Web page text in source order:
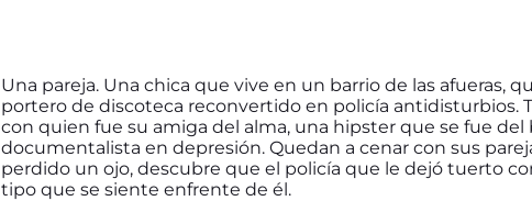
Una pareja. Una chica que vive en un barrio de las afueras,
portero de discoteca reconvertido en policía antidisturbios.
con quien fue su amiga del alma, una hipster que se fue del
documentalista en depresión. Quedan a cenar con sus
perdido un ojo, descubre que el policía que le dejó tuerto
tipo que se siente enfrente de él.